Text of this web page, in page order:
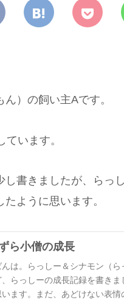
）の飼い主Aです。
います。
し書きましたが、らっ
ように思います。
ら小僧の成長
んは。らっしー＆シナモン（
、らっしーの成長記録を書き
います。まだ、あどけない表